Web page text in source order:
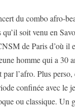
du combo afro-
soit venu en
de Paris d’où il
homme qui a 30
l’afro. Plus perso,
confinée avec le
ou classique. Un